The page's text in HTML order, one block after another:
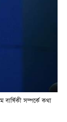
বার্ষিকী সম্পর্কে কথা